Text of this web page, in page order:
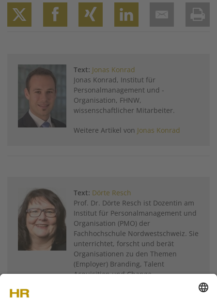
Text: Jonas Konrad
Jonas Konrad, Institut für
Personalmanagement und ­
Organisation, FHNW,
wissenschaftlicher Mitarbeiter.
Weitere Artikel von Jonas Konrad
Text: Dörte Resch
Prof. Dr. Dörte Resch ist Dozentin am
Institut für Personalmanagement und
Organisation (PMO) der
Fachhochschule Nordwestschweiz. Sie
unterrichtet, forscht und berät
Organisationen zu den Themen
(Employer) Branding, Talent
Acquisition und Change.